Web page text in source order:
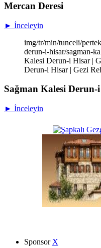
Mercan Deresi
► İnceleyin
img/tr/min/tunceli/
derun-i-hisar/sagman-
Kalesi Derun-i Hisar |
Derun-i Hisar | Gezi
Sağman Kalesi Derun-
► İnceleyin
Sponsor X